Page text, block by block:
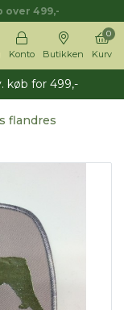
over 499,-
Konto Butikken Kurv
0
køb for 499,-
flandres